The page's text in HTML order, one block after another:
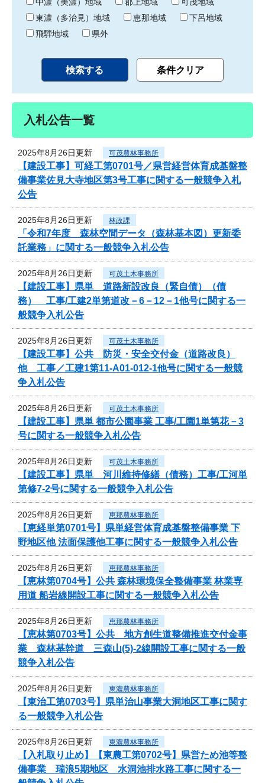
東濃（多治見）地域
恵那地域
下呂地域
飛騨地域
県外
入札公告一覧
2025年8月26日更新 可茂農林事務所
【建設工事】可経工第0701号／県営経営体育成基盤整
備事業佐見大寺地区第3号工事に関する一般競争入札
公告
2025年8月26日更新 林政課
「令和7年度 森林空間データ（森林基本図）更新委
託業務」に関する一般競争入札公告
2025年8月26日更新 可茂土木事務所
【建設工事】県単 道路新設改良（緊自債）（債
務） 工事/工建2単第道改－6－12－1他号に関する一
般競争入札公告
2025年8月26日更新 可茂土木事務所
【建設工事】公共 防災・安全交付金（道路改良）
他 工事／工建1第11-A01-012-1他号に関する一般競
争入札公告
2025年8月26日更新 可茂土木事務所
【建設工事】県単 都市公園事業 工事/工園1単第花－3
号に関する一般競争入札公告
2025年8月26日更新 可茂土木事務所
【建設工事】県単 河川維持修繕（債務）工事/工河単
第修7-2号に関する一般競争入札公告
2025年8月26日更新 恵那農林事務所
【恵経単第0701号】県単経営体育成基盤整備事業 下
野地区他 法面保護他工事に関する一般競争入札公告
2025年8月26日更新 恵那農林事務所
【恵林第0704号】公共 森林環境保全整備事業 林業専
用道 船岩線開設工事に関する一般競争入札公告
2025年8月26日更新 恵那農林事務所
【恵林第0703号】公共 地方創生道整備推進交付金事
業 森林基幹道 三森山(5)-2線開設工事に関する一般
競争入札公告
2025年8月26日更新 東濃農林事務所
【東治工第0703号】県単治山事業大洞地区工事に関す
る一般競争入札公告
2025年8月26日更新 東濃農林事務所
【入札取り止め】【東農工第0702号】県営ため池等整
備事業 瑞浪5期地区 水洞池排水路工事に関する一